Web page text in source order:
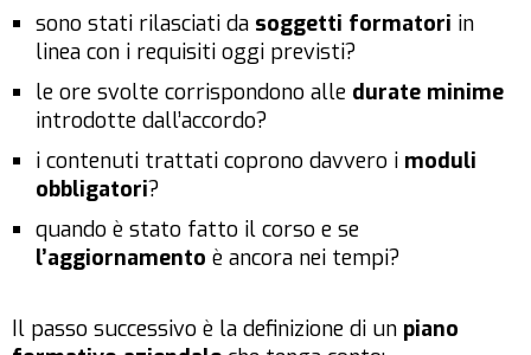
sono stati rilasciati da soggetti formatori in
linea con i requisiti oggi previsti?
le ore svolte corrispondono alle durate minime
introdotte dall’accordo?
i contenuti trattati coprono davvero i moduli
obbligatori?
quando è stato fatto il corso e se
l’aggiornamento è ancora nei tempi?
Il passo successivo è la definizione di un piano